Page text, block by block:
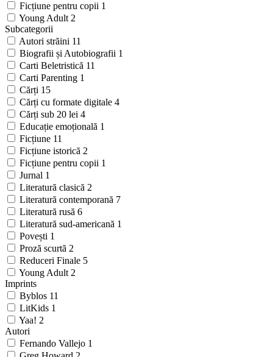
Ficțiune pentru copii 1
Young Adult 2
Subcategorii
Autori străini 11
Biografii și Autobiografii 1
Carti Beletristică 11
Carti Parenting 1
Cărți 15
Cărți cu formate digitale 4
Cărți sub 20 lei 4
Educație emoțională 1
Ficțiune 11
Ficțiune istorică 2
Ficțiune pentru copii 1
Jurnal 1
Literatură clasică 2
Literatură contemporană 7
Literatură rusă 6
Literatură sud-americană 1
Povești 1
Proză scurtă 2
Reduceri Finale 5
Young Adult 2
Imprints
Byblos 11
LitKids 1
Yaa! 2
Autori
Fernando Vallejo 1